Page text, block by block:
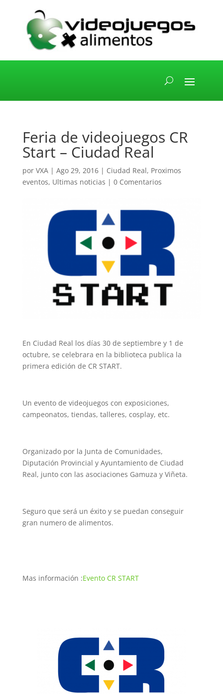
Feria de videojuegos CR
Start – Ciudad Real
por VXA| Ago 29, 2016| Ciudad Real, Proximos
eventos, Ultimas noticias | 0 Comentarios
En Ciudad Real los días 30 de septiembre y 1 de
octubre, se celebrara en la biblioteca publica la
primera edición de CR START.
Un evento de videojuegos con exposiciones,
campeonatos, tiendas, talleres, cosplay, etc.
Organizado por la Junta de Comunidades,
Diputación Provincial y Ayuntamiento de Ciudad
Real, junto con las asociaciones Gamuza y Viñeta.
Seguro que será un éxito y se puedan conseguir
gran numero de alimentos.
Mas información :Evento CR START